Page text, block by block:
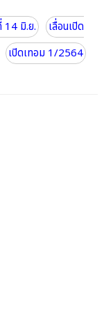
14 มิ.ย.
เลื่อนเปิด
เปิดเทอม 1/2564